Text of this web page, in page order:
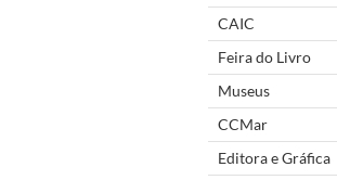
CAIC
Feira do Livro
Museus
CCMar
Editora e Gráfica